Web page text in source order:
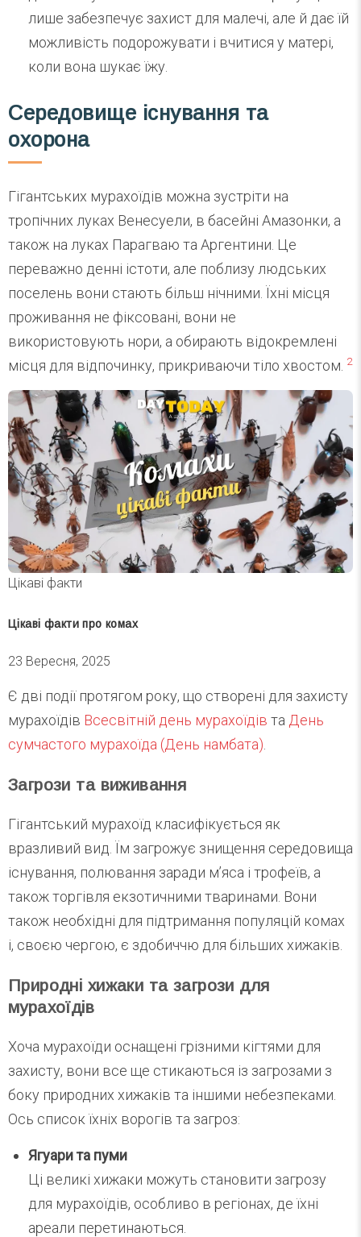
лише забезпечує захист для малечі, але й дає їй
можливість подорожувати і вчитися у матері,
коли вона шукає їжу.
Середовище існування та
охорона
Гігантських мурахоїдів можна зустріти на
тропічних луках Венесуели, в басейні Амазонки, а
також на луках Парагваю та Аргентини. Це
переважно денні істоти, але поблизу людських
поселень вони стають більш нічними. Їхні місця
проживання не фіксовані, вони не
використовують нори, а обирають відокремлені
місця для відпочинку, прикриваючи тіло хвостом. 2
Цікаві факти
Цікаві факти про комах
23 Вересня, 2025
Є дві події протягом року, що створені для захисту
мурахоїдів Всесвітній день мурахоїдів та День
сумчастого мурахоїда (День намбата).
Загрози та виживання
Гігантський мурахоїд класифікується як
вразливий вид. Їм загрожує знищення середовища
існування, полювання заради м’яса і трофеїв, а
також торгівля екзотичними тваринами. Вони
також необхідні для підтримання популяцій комах
і, своєю чергою, є здобиччю для більших хижаків.
Природні хижаки та загрози для
мурахоїдів
Хоча мурахоїди оснащені грізними кігтями для
захисту, вони все ще стикаються із загрозами з
боку природних хижаків та іншими небезпеками.
Ось список їхніх ворогів та загроз:
Ягуари та пуми
Ці великі хижаки можуть становити загрозу
для мурахоїдів, особливо в регіонах, де їхні
ареали перетинаються.